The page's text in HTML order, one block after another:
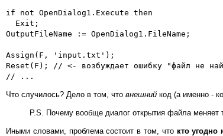
if not OpenDialog1.Execute then
  Exit;
OutputFileName := OpenDialog1.FileName;
Assign(F, 'input.txt');
Reset(F); // <- возбуждает ошибку "файл не
Что случилось? Дело в том, что внешний код (а именно -
P.S. Почему вообще диалог открытия файла
Иными словами, проблема состоит в том, что кто угодно